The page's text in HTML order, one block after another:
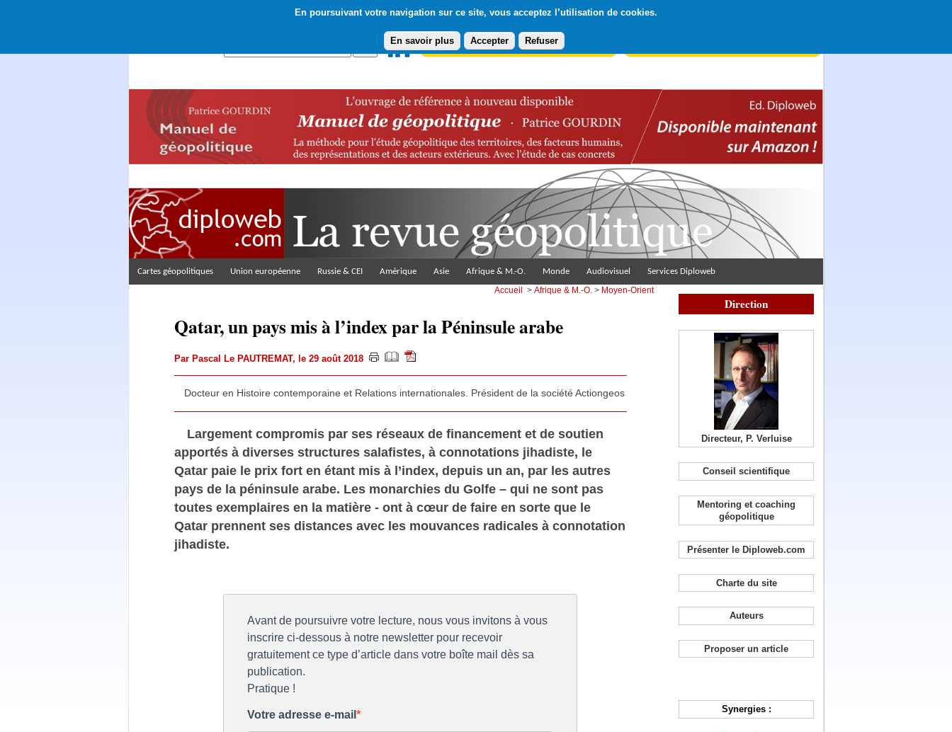
En poursuivant votre navigation sur ce site, vous acceptez l’utilisation de cookies.
En savoir plus Accepter Refuser
Abonnement gratuit à la Lettre du Diploweb
Cartes géopolitiques Union européenne Russie & CEI Amérique Asie Afrique & M.-O. Monde Audiovisuel Services Diploweb
Accueil >Afrique & M.-O. > Moyen-Orient
Qatar, un pays mis à l’index par la Péninsule arabe
Par Pascal Le PAUTREMAT, le 29 août 2018
Docteur en Histoire contemporaine et Relations internationales. Président de la société Actiongeos
Largement compromis par ses réseaux de financement et de soutien
apportés à diverses structures salafistes, à connotations jihadiste, le
Qatar paie le prix fort en étant mis à l’index, depuis un an, par les autres
pays de la péninsule arabe. Les monarchies du Golfe – qui ne sont pas
toutes exemplaires en la matière - ont à cœur de faire en sorte que le
Qatar prennent ses distances avec les mouvances radicales à connotation
jihadiste.
Direction
Directeur, P. Verluise
Conseil scientifique
Mentoring et coaching
géopolitique
Présenter le Diploweb.com
Charte du site
Auteurs
Proposer un article
Synergies :